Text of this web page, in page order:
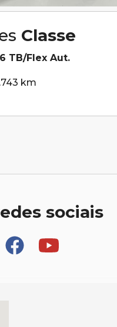
Classe
TB/Flex Aut.
km
sociais